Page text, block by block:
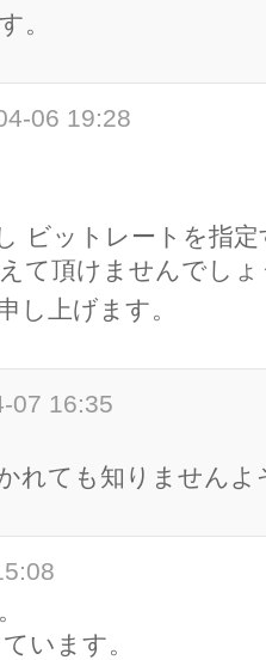
。
06 19:28
ビットレートを指定
て頂けませんでし
し上げます。
07 16:35
れても知りませんよ
います。